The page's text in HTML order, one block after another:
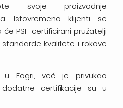
svoje proizvodnje
Istovremeno, klijenti se
PSF-certificirani pružatelji
kvalitete i rokove
u Fogri, već je privukao
certifikacije su u